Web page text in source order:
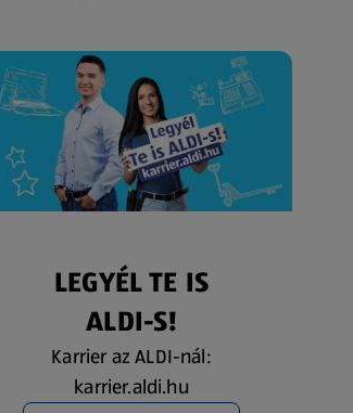
LEGYÉL TE IS
ALDI-S!
Karrier az ALDI-nál:
karrier.aldi.hu